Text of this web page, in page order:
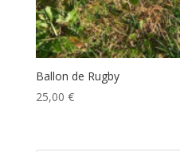
Ballon de Rugby
25,00 €